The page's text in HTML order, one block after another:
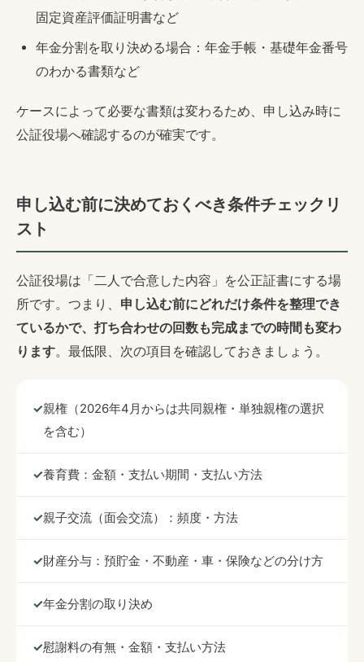
固定資産評価証明書など
年金分割を取り決める場合：年金手帳・基礎年金番号
のわかる書類など
ケースによって必要な書類は変わるため、申し込み時に
公証役場へ確認するのが確実です。
申し込む前に決めておくべき条件チェックリ
スト
公証役場は「二人で合意した内容」を公正証書にする場
所です。つまり、 申し込む前にどれだけ条件を整理でき
ているかで、打ち合わせの回数も完成までの時間も変わ
ります。最低限、次の項目を確認しておきましょう。
親権（2026年4月からは共同親権・単独親権の選択
を含む）
養育費：金額・支払い期間・支払い方法
親子交流（面会交流）：頻度・方法
財産分与：預貯金・不動産・車・保険などの分け方
年金分割の取り決め
慰謝料の有無・金額・支払い方法